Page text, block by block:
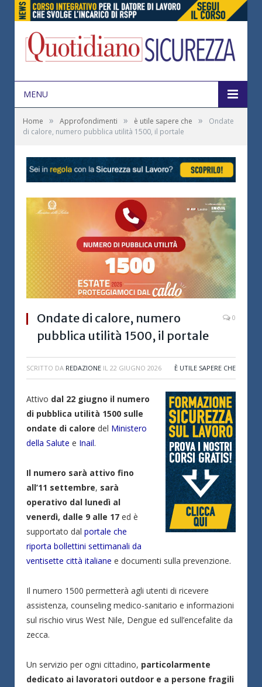
MENU
Home » Approfondimenti » è utile sapere che »
Ondate
di calore, numero pubblica utilità 1500, il portale
Ondate di calore, numero
pubblica utilità 1500, il portale
0
SCRITTO DA REDAZIONE IL 22 GIUGNO 2026 È UTILE SAPERE CHE
Attivo dal 22 giugno il numero
di pubblica utilità 1500 sulle
ondate di calore del Ministero
della Salute e Inail.
Il numero sarà attivo fino
all’11 settembre, sarà
operativo dal lunedì al
venerdì, dalle 9 alle 17 ed è
supportato dal portale che
riporta bollettini settimanali da
ventisette città italiane e documenti sulla prevenzione.
Il numero 1500 permetterà agli utenti di ricevere
assistenza, counseling medico-sanitario e informazioni
sul rischio virus West Nile, Dengue ed sull’encefalite da
zecca.
Un servizio per ogni cittadino, particolarmente
dedicato ai lavoratori outdoor e a persone fragili